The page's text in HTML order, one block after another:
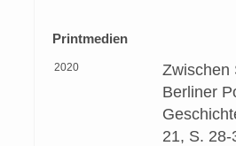
Printmedien
2020
Zwischen
Berliner
21, S.